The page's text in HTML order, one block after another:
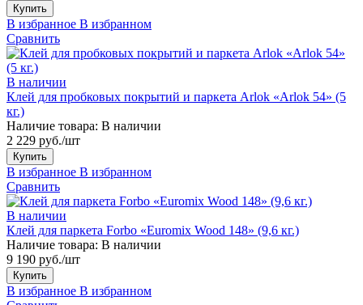
Купить
В избранное В избранном
Сравнить
В наличии
Клей для пробковых покрытий и паркета Arlok «Arlok 54» (5
кг.)
Наличие товара: В наличии
2 229 руб./шт
Купить
В избранное В избранном
Сравнить
В наличии
Клей для паркета Forbo «Euromix Wood 148» (9,6 кг.)
Наличие товара: В наличии
9 190 руб./шт
Купить
В избранное В избранном